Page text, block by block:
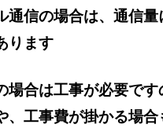
通信の場合は、通信
ります
場合は工事が必要です
、工事費が掛かる場合